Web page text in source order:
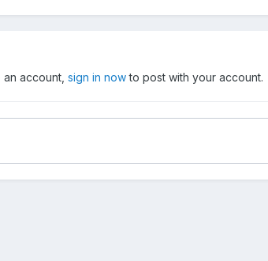
account, sign in nowto post with your account.